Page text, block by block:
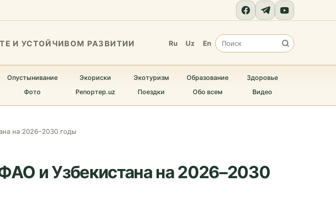
И УСТОЙЧИВОМ РАЗВИТИИ Ru Uz En
Опустынивание Экориски Экотуризм Образование
Здоровье
Фото Репортер.uz Поездки Обо всем Видео
на 2026–2030 годы
и Узбекистана на 2026–2030